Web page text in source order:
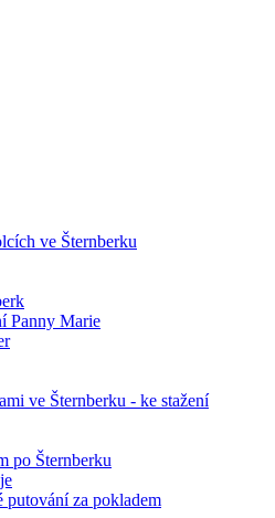
ve Šternberku
Panny Marie
ve Šternberku - ke stažení
po Šternberku
putování za pokladem